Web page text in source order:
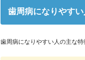
歯周病になりやす
歯周病になりやすい人の主な特